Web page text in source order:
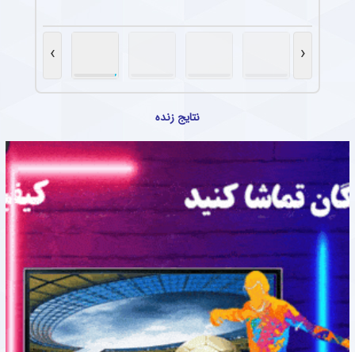
‹
›
نتایج زنده